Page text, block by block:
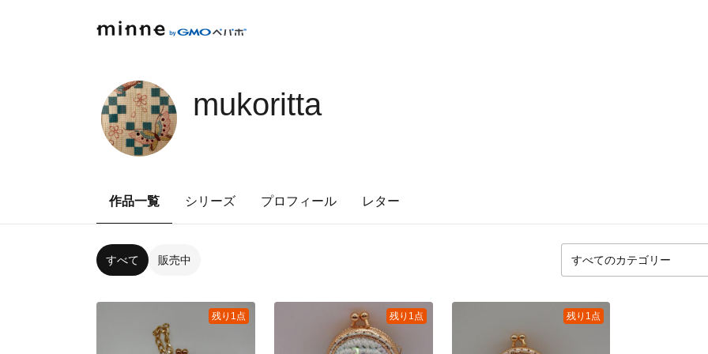
mukoritta
作品一覧 シリーズ プロフィール レター
すべて 販売中
残り1点 残り1点 残り1点